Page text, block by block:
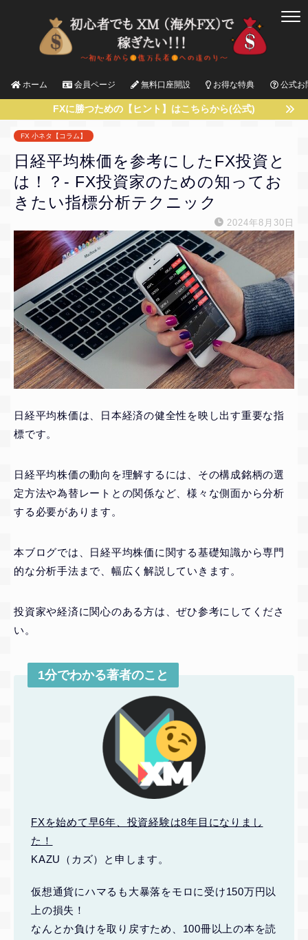
ホーム 会員ページ 無料口座開設 お得な特典 公式お
FXに勝つための【ヒント】はこちらから(公式)
FX 小ネタ【コラム】
日経平均株価を参考にしたFX投資と
は！？- FX投資家のための知ってお
きたい指標分析テクニック
2024年8月30日
日経平均株価は、日本経済の健全性を映し出す重要な指
標です。
日経平均株価の動向を理解するには、その構成銘柄の選
定方法や為替レートとの関係など、様々な側面から分析
する必要があります。
本ブログでは、日経平均株価に関する基礎知識から専門
的な分析手法まで、幅広く解説していきます。
投資家や経済に関心のある方は、ぜひ参考にしてくださ
い。
1分でわかる著者のこと
FXを始めて早6年、投資経験は8年目になりまし
た！
KAZU（カズ）と申します。
仮想通貨にハマるも大暴落をモロに受け150万円以
上の損失！
なんとか負けを取り戻すため、100冊以上の本を読